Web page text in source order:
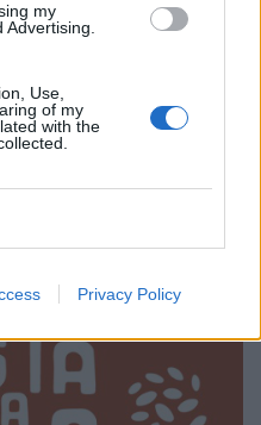
my
Use,
of my
with the
Privacy Policy
do Mártir S. Sebastião,